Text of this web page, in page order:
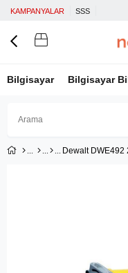
KAMPANYALAR SSS
Bilgisayar Bilgisayar